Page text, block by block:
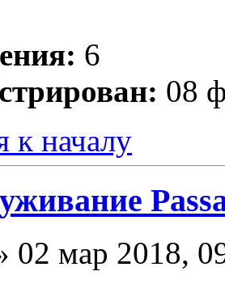
6
08
к началу
02 мар 2018,